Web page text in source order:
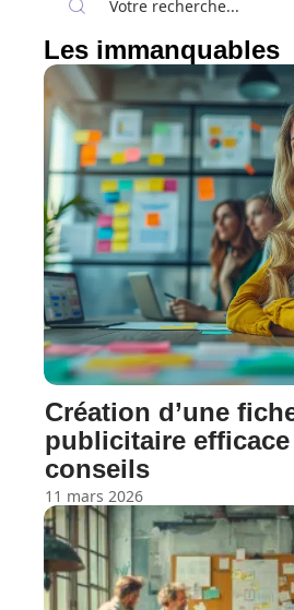
Les immanquables
Création d’une
publicitaire
conseils
11 mars 2026